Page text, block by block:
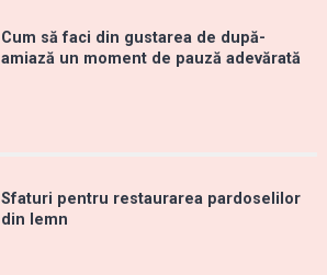
Cum să faci din gustarea de după-
amiază un moment de pauză adevărată
Sfaturi pentru restaurarea pardoselilor
din lemn